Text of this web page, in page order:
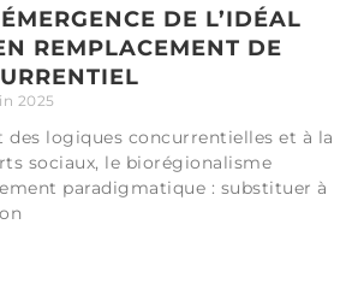
DE L’IDÉAL
REMPLACEMENT DE
2025
des logiques concurrentielles et à la
sociaux, le biorégionalisme
paradigmatique : substituer à